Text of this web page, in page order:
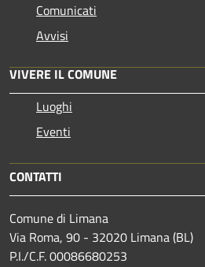
Comunicati
Avvisi
VIVERE IL COMUNE
Luoghi
Eventi
CONTATTI
Comune di Limana
Via Roma, 90 - 32020 Limana (BL)
P.I./C.F. 00086680253